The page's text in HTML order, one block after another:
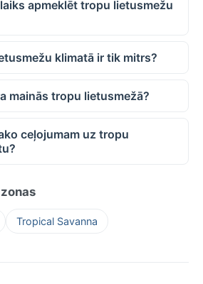
apmeklēt tropu lietusmežu
klimatā ir tik mitrs?
mainās tropu lietusmežā?
ceļojumam uz tropu
Tropical Savanna